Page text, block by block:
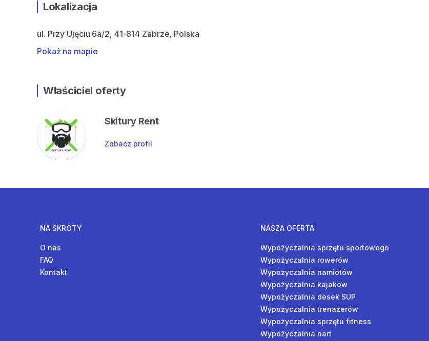
Lokalizacja
ul. Przy Ujęciu 6a/2, 41-814 Zabrze, Polska
Pokaż na mapie
Właściciel oferty
Skitury Rent
Zobacz profil
NA SKRÓTY
O nas
FAQ
Kontakt
NASZA OFERTA
Wypożyczalnia sprzętu sportowego
Wypożyczalnia rowerów
Wypożyczalnia namiotów
Wypożyczalnia kajaków
Wypożyczalnia desek SUP
Wypożyczalnia trenażerów
Wypożyczalnia sprzętu fitness
Wypożyczalnia nart